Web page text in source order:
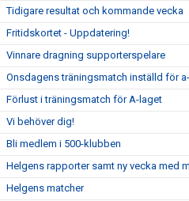
Tidigare resultat och kommande vecka
Fritidskortet - Uppdatering!
Vinnare dragning supporterspelare
Onsdagens träningsmatch inställd för
Förlust i träningsmatch för A-laget
Vi behöver dig!
Bli medlem i 500-klubben
Helgens rapporter samt ny vecka med
Helgens matcher